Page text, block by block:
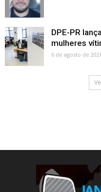
DPE-PR
mulheres
6 de agosto de